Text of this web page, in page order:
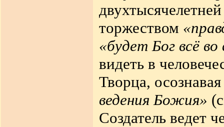
торжеством
«будет Бог всё во
видеть в
Творца,
ведения Божия»
Создатель ведет